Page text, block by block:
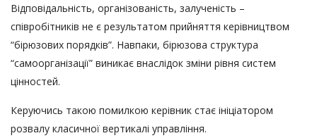
Відповідальність, організованість, залученість –
співробітників не є результатом прийняття керівництвом
“бірюзових порядків”. Навпаки, бірюзова структура
“самоорганізації” виникає внаслідок зміни рівня систем
цінностей.
Керуючись такою помилкою керівник стає ініціатором
розвалу класичної вертикалі управління.